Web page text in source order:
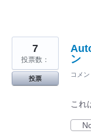
ン
7
投票数：
投票
コメン
これ